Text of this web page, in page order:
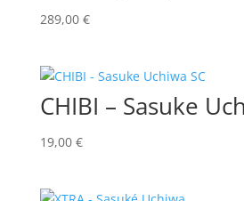
289,00 €
CHIBI – Sasuke
19,00 €